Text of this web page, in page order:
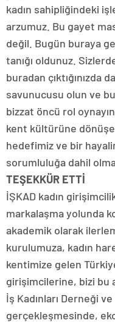
kadın sahipliğindeki
arzumuz. Bu gayet
değil. Bugün buraya
tanığı oldunuz.
buradan çıktığınızda
savunucusu olun ve
bizzat öncü rol
kent kültürüne
hedefimiz ve bir
sorumluluğa dahil
TEŞEKKÜR ETTİ
İŞKAD kadın
markalaşma yolunda
akademik olarak
kurulumuza, kadın
kentimize gelen
girişimcilerine, bizi bu
İş Kadınları Derneği
gerçekleşmesinde,